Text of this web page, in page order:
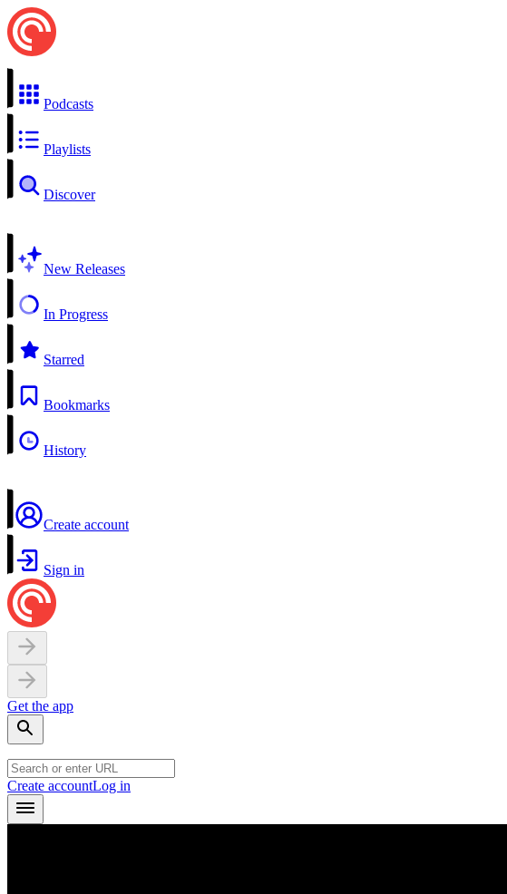
Podcasts
Playlists
Discover
New Releases
In Progress
Starred
Bookmarks
History
Create account
Sign in
Get the app
Create accountLog in